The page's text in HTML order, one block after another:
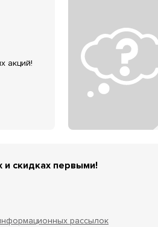
акций!
скидках первыми!
рассылок